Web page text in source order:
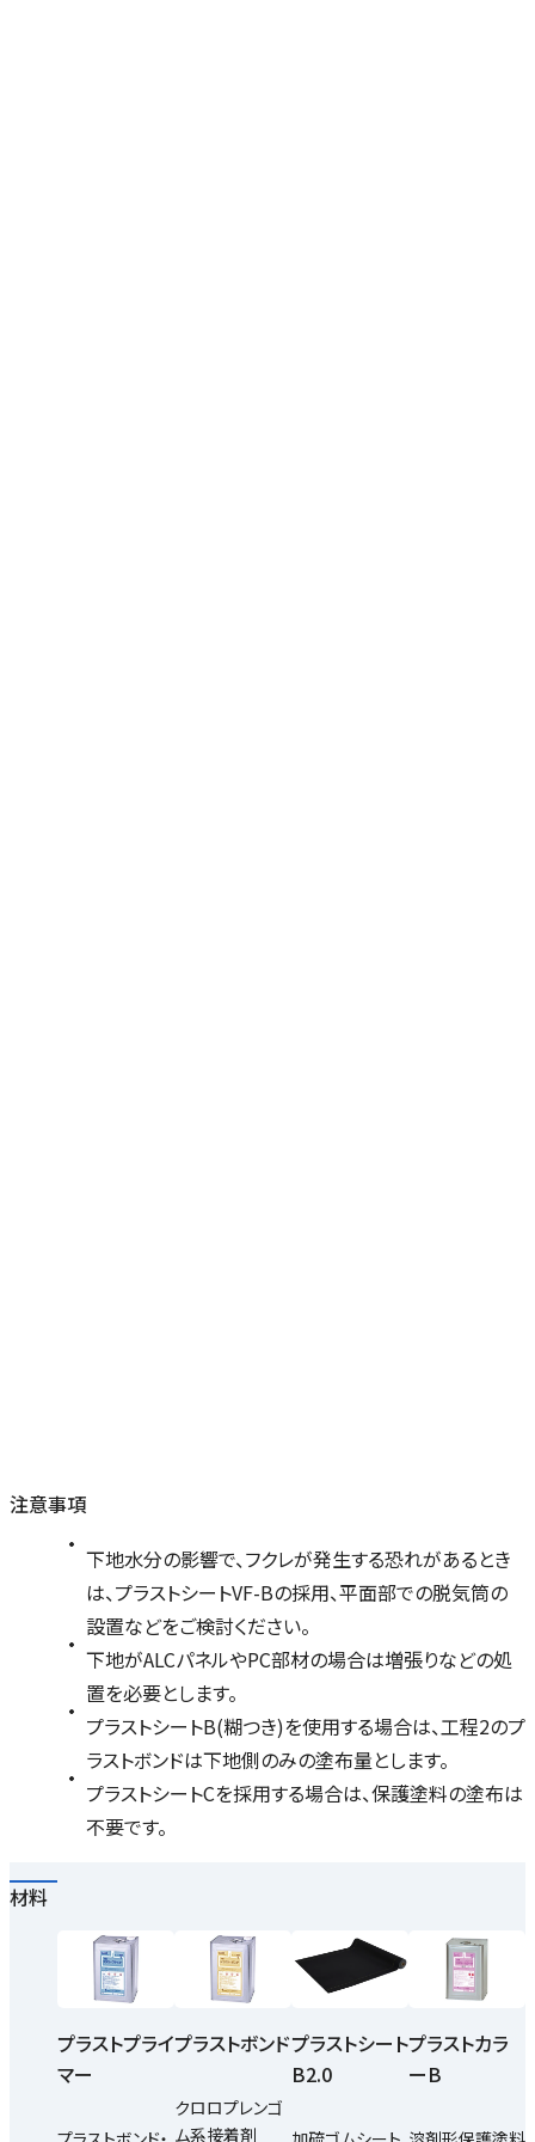
注意事項
下地水分の影響で、フクレが発生する恐れがあるとき
は、プラストシートVF-Bの採用、平面部での脱気筒の
設置などをご検討ください。
下地がALCパネルやPC部材の場合は増張りなどの処
置を必要とします。
プラストシートB(糊つき)を使用する場合は、工程2のプ
ラストボンドは下地側のみの塗布量とします。
プラストシートCを採用する場合は、保護塗料の塗布は
不要です。
材料
プラストプライ
マー
プラストボンド
クロロプレンゴ
ム系接着剤
プラストシート
B2.0
プラストカラ
ーB